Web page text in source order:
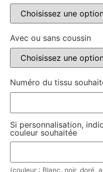
Avec ou sans coussin
Numéro du tissu
Si personnalisation,
couleur souhaitée
(couleur : Blanc, noir, doré,